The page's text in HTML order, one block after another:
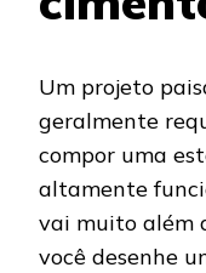
Um projeto
geralmente
compor uma
altamente
vai muito além
você desenhe